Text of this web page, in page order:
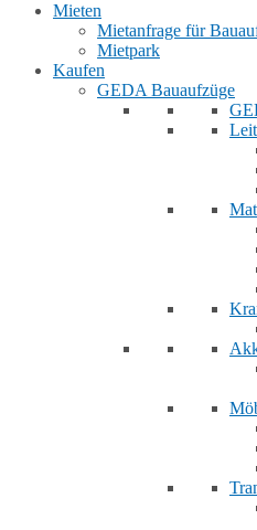
Mieten
Mietanfrage für
Mietpark
Kaufen
GEDA Bauaufzüge